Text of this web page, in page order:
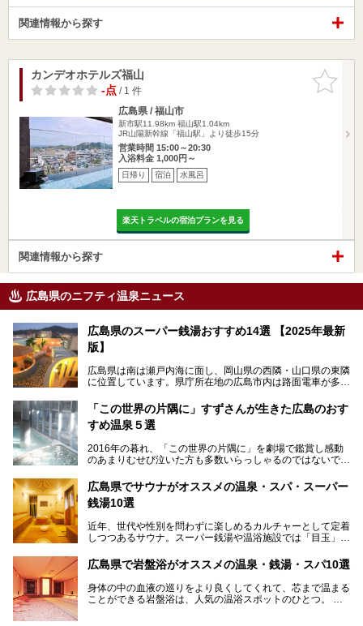
関連情報から探す
お気に入
りに追加
カンデオホテルズ福山
-点/ 1 件
広島県 / 福山市
新市駅11.98km 福山駅1.04km
JR山陽新幹線「福山駅」より徒歩15分
営業時間 15:00～20:30
入浴料金 1,000円～
日帰り 宿泊 水風呂
楽天トラベルの宿泊プランを見る
関連情報から探す
広島県のニフティ温泉ニュース
広島県のスーパー銭湯おすすめ14選 【2025年最新
版】
広島県は南は瀬戸内海に面し、岡山県の西隣・山口県の東隣
に位置しています。県庁所在地の広島市内は路面電車が多数
厳島神社と原爆ドームの2つの世界文化遺産があり、年間を
通して多数の観光客が訪れます。工業都市として栄えた呉市
や、坂の町・尾道市など、ゆっくり訪れたい町や観光スポッ
モン、全国にファンが多い広島風お好み焼きなどのグルメも
充実。
銭湯をご紹介します。
「この世界の片隅に」すずさんが生きた広島のおす
すめ温泉５選
2016年の暮れ、「この世界の片隅に」を劇場で鑑賞し感動
のあまりむせび泣いた方も多数いらっしゃるのではないでし
あの夏のヒロシマを生きた主人公すずさんの笑顔が、今もど
こかに輝きつづけていることをふと思い浮かべます。
そんな映画の舞台となった広島県呉市を中心に、広島のおす
広島県でサウナがオススメの温泉・スパ・スーパー
銭湯10選
近年、世代や性別を問わずに楽しめるカルチャーとして定着
しつつあるサウナ。スーパー銭湯や温浴施設では「目玉」と
わりと身体の内部を温めて発汗を促すサウナは、リフレッシ
ュ効果はもちろん、代謝が高まり健康や美容にも良い影響が
期待されます。今回はそんなサウナにこだわった、広島県内
のオススメ温泉・銭湯・スパ10ヶ所を紹介させていただき
ます。
広島県で岩盤浴がオススメの温泉・銭湯・スパ10選
身体の中の血液の巡りをより良くしてくれて、芯まで温まる
ことができる岩盤浴は、人気の温浴スポットのひとつ。